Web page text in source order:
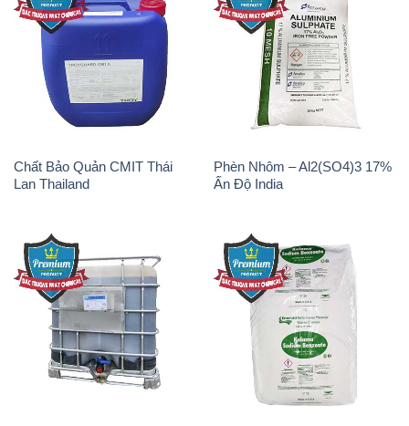
Chất Bảo Quản CMIT Thái
Lan Thailand
Phèn Nhôm – Al2(SO4)3 17%
Ấn Độ India